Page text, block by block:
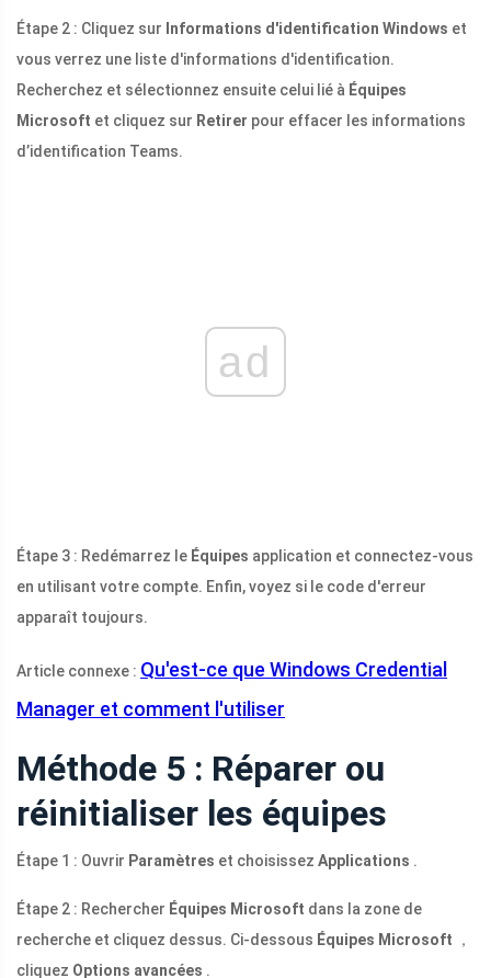
Étape 2 : Cliquez sur Informations d'identification Windows et
vous verrez une liste d'informations d'identification.
Recherchez et sélectionnez ensuite celui lié à Équipes
Microsoft et cliquez sur Retirer pour effacer les informations
d’identification Teams.
ad
Étape 3 : Redémarrez le Équipes application et connectez-vous
en utilisant votre compte. Enfin, voyez si le code d'erreur
apparaît toujours.
Article connexe : Qu'est-ce que Windows Credential
Manager et comment l'utiliser
Méthode 5 : Réparer ou
réinitialiser les équipes
Étape 1 : Ouvrir Paramètres et choisissez Applications .
Étape 2 : Rechercher Équipes Microsoft dans la zone de
recherche et cliquez dessus. Ci-dessous Équipes Microsoft ，
cliquez Options avancées .